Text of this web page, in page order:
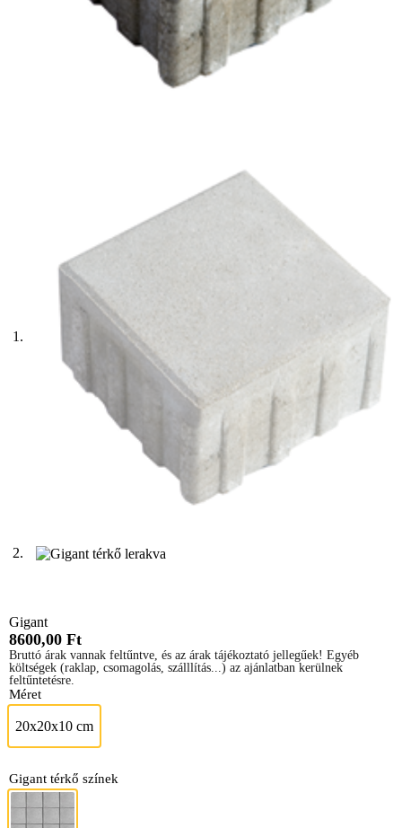
Gigant
8600,00 Ft
Bruttó árak vannak feltűntve, és az árak tájékoztató jellegűek! Egyéb
költségek (raklap, csomagolás, szálllítás...) az ajánlatban kerülnek
feltűntetésre.
Méret
20x20x10 cm
20x20x10 cm
Gigant térkő színek